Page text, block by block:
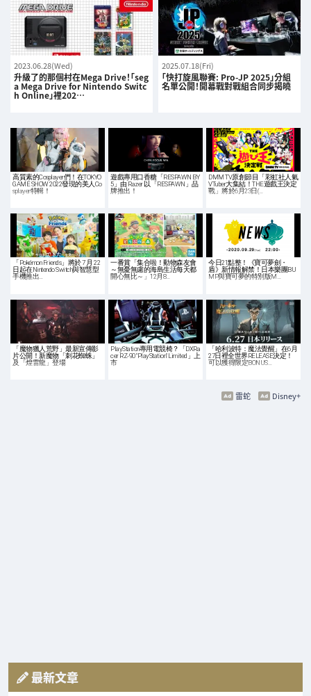
2023.06.28(Wed)
升級了的那個村在Mega Drive！「seg
a Mega Drive for Nintendo Switc
h Online」裡202…
2025.07.18(Fri)
「快打旋風聯賽: Pro-JP 2025」分組
名單公開！開幕戰對戰組合同步揭曉
高質素的Cosplayer們！在TOKYO
GAME SHOW 2022發現的美人Co
splayer特輯！
遊戲專用口香糖「RESPAWN BY
5」由 Razer 以「RESPAWN」品
牌推出！
DMM TV原創節目「彩虹社人氣
VTuber大集結！THE遊戲王決定
戰」將於6月23日(…
「Pokémon Friends」將於 7 月 22
日起在Nintendo Switch與智慧型
手機推出…
一番賞「集合啦！動物森友會
～無憂無慮的海島生活每天都
開心無比～」12月8…
今日21點整！《寶可夢劍・
盾》新情報解禁！日本樂團BU
MP與寶可夢的特別版M…
「魔物獵人荒野」最新宣傳影
片公開！新魔物「刺花蜘蛛」
及「煌雷龍」登場
PlayStation專用電競椅？「DXRa
cer RZ-90 "PlayStation" Limited」上
市
「哈利波特：魔法覺醒」在6月
27日裡全世界RELEASE決定！
可以獲得限定BONUS…
Disney+
雷蛇
最新文章